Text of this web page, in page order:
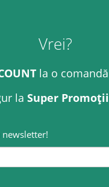
Vrei?
la o comandă
la Super Promoții
newsletter!